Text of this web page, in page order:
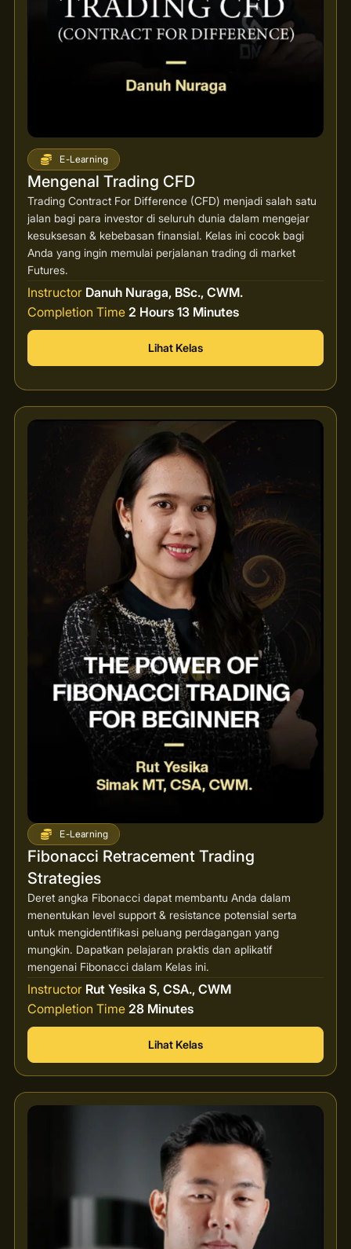
E-Learning
Mengenal Trading CFD
Trading Contract For Difference (CFD) menjadi salah satu
jalan bagi para investor di seluruh dunia dalam mengejar
kesuksesan & kebebasan finansial. Kelas ini cocok bagi
Anda yang ingin memulai perjalanan trading di market
Futures.
Instructor Danuh Nuraga, BSc., CWM.
Completion Time 2 Hours 13 Minutes
Lihat Kelas
E-Learning
Fibonacci Retracement Trading
Strategies
Deret angka Fibonacci dapat membantu Anda dalam
menentukan level support & resistance potensial serta
untuk mengidentifikasi peluang perdagangan yang
mungkin. Dapatkan pelajaran praktis dan aplikatif
mengenai Fibonacci dalam Kelas ini.
Instructor Rut Yesika S, CSA., CWM
Completion Time 28 Minutes
Lihat Kelas